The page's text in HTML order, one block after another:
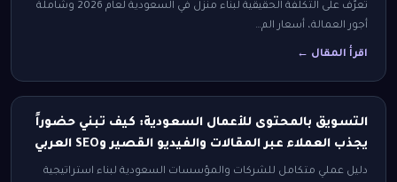
تعرّف على التكلفة الحقيقية لبناء منزل في السعودية لعام 2026 وشاملة
أجور العمالة، أسعار الم…
اقرأ المقال ←
التسويق بالمحتوى للأعمال السعودية: كيف تبني حضوراً
يجذب العملاء عبر المقالات والفيديو القصير وSEO العربي
دليل عملي متكامل للشركات والمؤسسات السعودية لبناء استراتيجية